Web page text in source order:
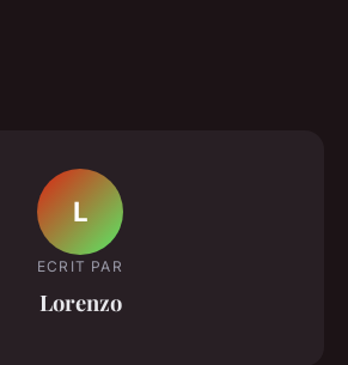
L
ECRIT PAR
Lorenzo